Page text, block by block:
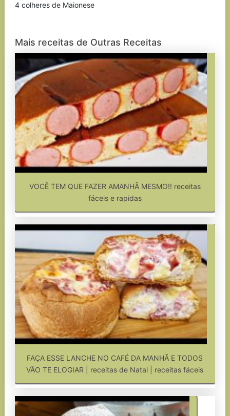
4 colheres de Maionese
Mais receitas de Outras Receitas
VOCÊ TEM QUE FAZER AMANHÃ MESMO!! receitas
fáceis e rapidas
FAÇA ESSE LANCHE NO CAFÉ DA MANHÃ E TODOS
VÃO TE ELOGIAR | receitas de Natal | receitas fáceis